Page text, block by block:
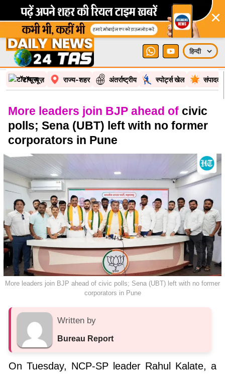
×
टॉप न्यूज़ राज्य-शहर अंतर्राष्ट्रीय स्पोर्ट्स खेल
More leaders join BJP ahead of civic
polls; Sena (UBT) left with no former
corporators in Pune
More leaders join BJP ahead of civic polls; Sena (UBT) left with no former
corporators in Pune
Written by
Bureau Report
On Tuesday, NCP-SP leader Rahul Kalate, a